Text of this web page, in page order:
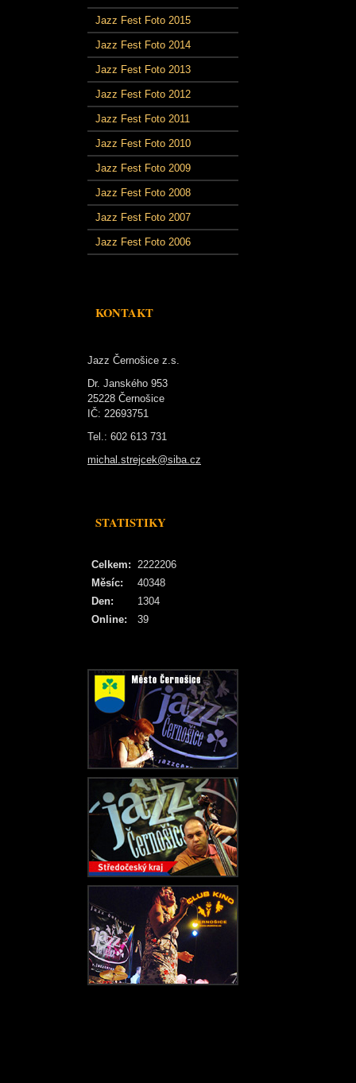
Jazz Fest Foto 2015
Jazz Fest Foto 2014
Jazz Fest Foto 2013
Jazz Fest Foto 2012
Jazz Fest Foto 2011
Jazz Fest Foto 2010
Jazz Fest Foto 2009
Jazz Fest Foto 2008
Jazz Fest Foto 2007
Jazz Fest Foto 2006
KONTAKT
Jazz Černošice z.s.
Dr. Janského 953
25228 Černošice
IČ: 22693751
Tel.: 602 613 731
michal.strejcek@siba.cz
STATISTIKY
Online: 39
Celkem: 2222206
Měsíc:
40348
Den:
1304